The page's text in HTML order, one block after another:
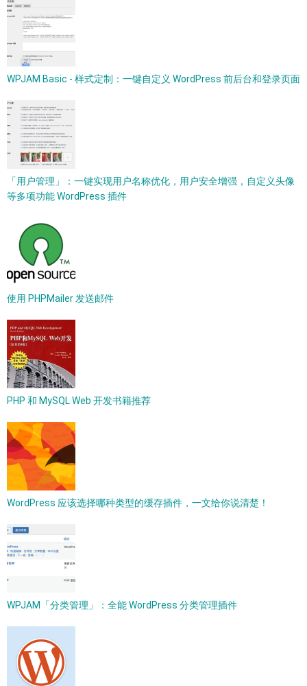
WPJAM Basic - 样式定制：一键自定义 WordPress 前后台和登录页面
「用户管理」：一键实现用户名称优化，用户安全增强，自定义头像
等多项功能 WordPress 插件
使用 PHPMailer 发送邮件
PHP 和 MySQL Web 开发书籍推荐
WordPress 应该选择哪种类型的缓存插件，一文给你说清楚！
WPJAM「分类管理」：全能 WordPress 分类管理插件